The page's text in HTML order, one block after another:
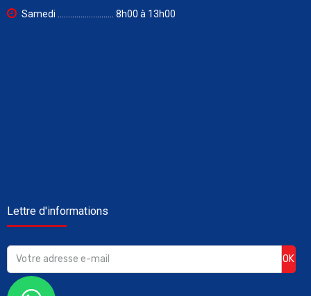
Samedi ........................... 8h00 à 13h00
Lettre d'informations
OK